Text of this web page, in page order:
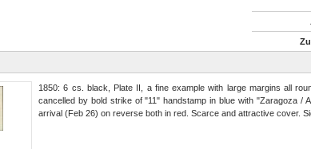
1850: 6 cs. black, Plate II, a fine example with large margins all
cancelled by bold strike of "11" handstamp in blue with "Zaragoza /
arrival (Feb 26) on reverse both in red. Scarce and attractive cover.